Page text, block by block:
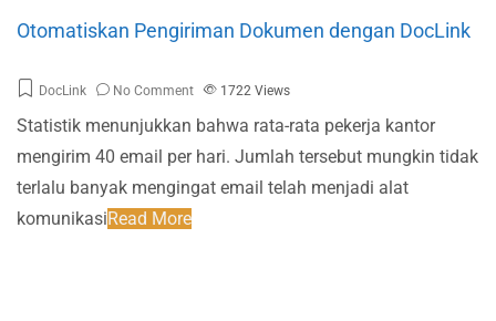
Otomatiskan Pengiriman Dokumen dengan DocLink
DocLink No Comment 1722 Views
Statistik menunjukkan bahwa rata-rata pekerja kantor
mengirim 40 email per hari. Jumlah tersebut mungkin tidak
terlalu banyak mengingat email telah menjadi alat
komunikasiRead More